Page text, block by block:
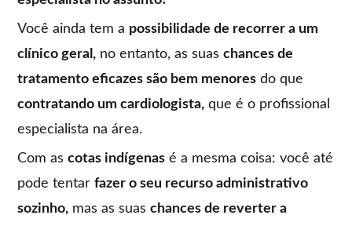
Você ainda tem a possibilidade de recorrer a um
clínico geral, no entanto, as suaschances de
tratamento eficazes são bem menores do que
contratando um cardiologista, que é o profissional
especialista na área.
Com ascotas indígenas é a mesma coisa: você até
pode tentarfazer o seu recurso administrativo
sozinho, mas as suaschances de reverter a